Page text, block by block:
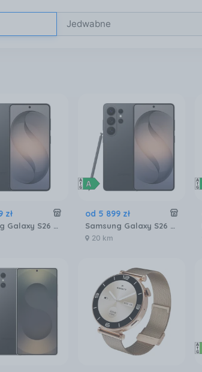
zł
Samsung Galaxy S26 SM-S942 12/256GB Czarny
od 5 899 zł
Samsung Galaxy S26 Ultra SM-S948 5G 12/256GB Czarny
20 km